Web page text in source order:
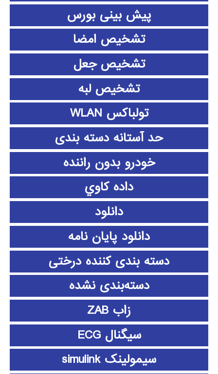
پیش بینی بورس
تشخیص امضا
تشخیص جعل
تشخیص لبه
تولباکس WLAN
حد آستانه دسته بندی
خودرو بدون راننده
داده كاوي
دانلود
دانلود پايان نامه
دسته بندی کننده درختی
دسته‌بندی نشده
زاب ZAB
سیگنال ECG
سیمولینک simulink